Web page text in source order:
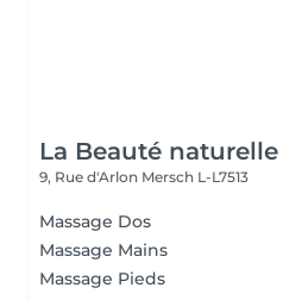
La Beauté naturelle
9, Rue d'Arlon Mersch L-L7513
Massage Dos
Massage Mains
Massage Pieds